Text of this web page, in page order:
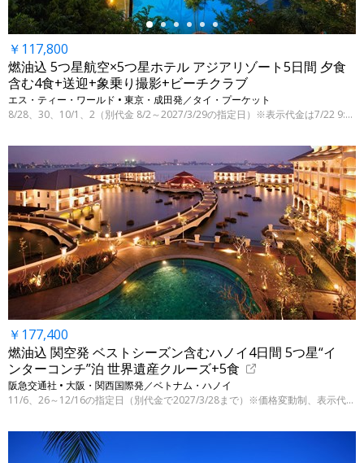
￥117,800
燃油込 5つ星航空×5つ星ホテル アジアリゾート5日間 夕食
含む4食+送迎+象乗り撮影+ビーチクラブ
エス・ティー・ワールド • 東京・成田発／タイ・プーケット
8/28、30、10/1、2（別代金 8/2～2027/3/29の指定日）※表示代金は7/22 9:00時点
￥177,400
燃油込 関空発 ベストシーズン含むハノイ4日間 5つ星“イ
ンターコンチ”泊 世界遺産クルーズ+5食
阪急交通社 • 大阪・関西国際発／ベトナム・ハノイ
11/6、26～12/16の指定日（別代金で2027/3/28まで）※価格変動制、表示代金は7/28 9:00時点